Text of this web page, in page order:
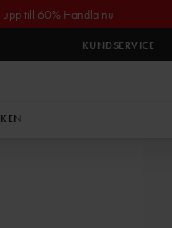
upp till 60% Handla nu
KUNDSERVICE